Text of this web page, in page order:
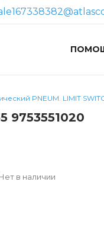
PNEUM. LIMIT
9753551020
в наличии